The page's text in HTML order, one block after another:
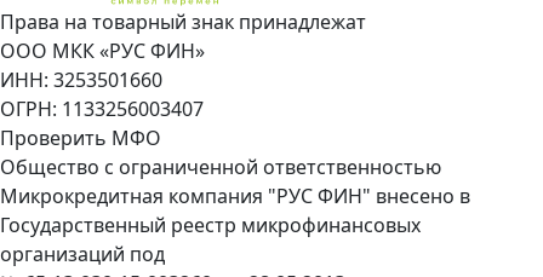
Права на товарный знак принадлежат
ООО МКК «РУС ФИН»
ИНН: 3253501660
ОГРН: 1133256003407
Проверить МФО
Общество с ограниченной ответственностью
Микрокредитная компания "РУС ФИН" внесено в
Государственный реестр микрофинансовых
организаций под